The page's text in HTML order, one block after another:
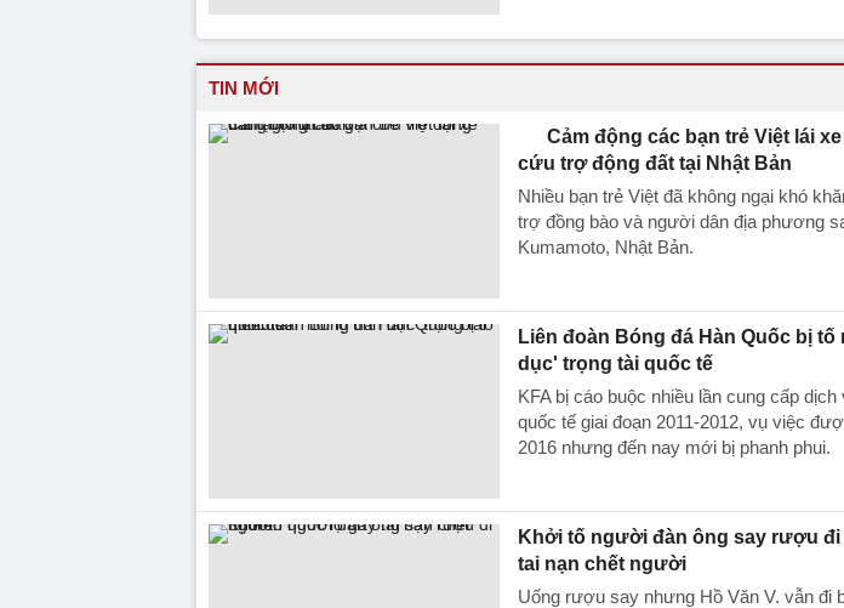
TIN MỚI
Cảm động các bạn trẻ Việt lái
cứu trợ động đất tại Nhật Bản
Nhiều bạn trẻ Việt đã không ngại khó
trợ đồng bào và người dân địa phương
Kumamoto, Nhật Bản.
Liên đoàn Bóng đá Hàn Quốc bị
dục' trọng tài quốc tế
KFA bị cáo buộc nhiều lần cung cấp
quốc tế giai đoạn 2011-2012, vụ việc
2016 nhưng đến nay mới bị phanh phui.
Khởi tố người đàn ông say rượu
tai nạn chết người
Uống rượu say nhưng Hồ Văn V. vẫn đi